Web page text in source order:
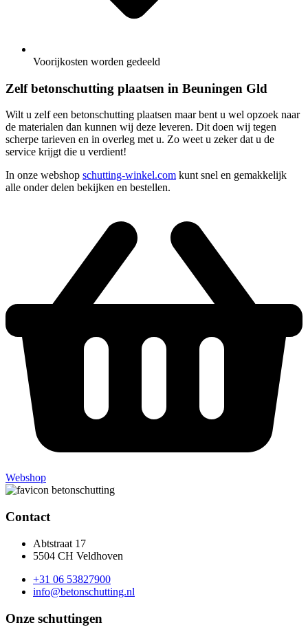
Voorijkosten worden gedeeld
Zelf betonschutting plaatsen in Beuningen Gld
Wilt u zelf een betonschutting plaatsen maar bent u wel opzoek naar
de materialen dan kunnen wij deze leveren. Dit doen wij tegen
scherpe tarieven en in overleg met u. Zo weet u zeker dat u de
service krijgt die u verdient!
In onze webshop schutting-winkel.com kunt snel en gemakkelijk
alle onder delen bekijken en bestellen.
Webshop
Contact
Abtstraat 17
5504 CH Veldhoven
+31 06 53827900
info@betonschutting.nl
Onze schuttingen